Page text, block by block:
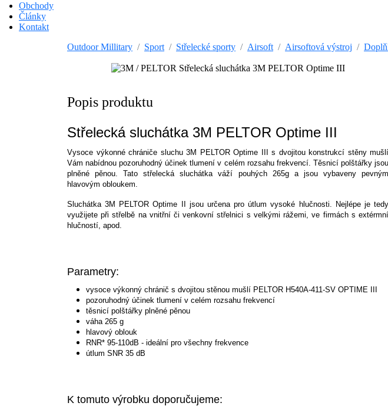
Obchody
Články
Kontakt
Outdoor Millitary
Sport Střelecké sporty Airsoft Airsoftová výstroj
Popis produktu
Střelecká sluchátka 3M PELTOR Optime III
Vysoce výkonné chrániče sluchu 3M PELTOR Optime III s dvojitou konstrukcí stěny mušlí
Vám nabídnou pozoruhodný účinek tlumení v celém rozsahu frekvencí. Těsnicí polštářky jsou
plněné pěnou. Tato střelecká sluchátka váží pouhých 265g a jsou vybaveny pevným
hlavovým obloukem.
Sluchátka 3M PELTOR Optime II jsou určena pro útlum vysoké hlučnosti. Nejlépe je tedy
využijete při střelbě na vnitřní či venkovní střelnici s velkými rážemi, ve firmách s extérmní
hlučností, apod.
Parametry:
vysoce výkonný chránič s dvojitou stěnou mušlí PELTOR H540A-411-SV OPTIME III
pozoruhodný účinek tlumení v celém rozsahu frekvencí
těsnicí polštářky plněné pěnou
váha 265 g
hlavový oblouk
RNR* 95-110dB - ideální pro všechny frekvence
útlum SNR 35 dB
K tomuto výrobku doporučujeme: